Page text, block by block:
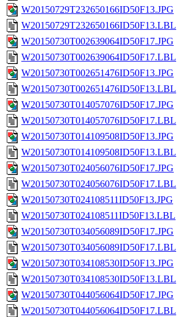
W20150729T232650166ID50F13.JPG
W20150729T232650166ID50F13.LBL
W20150730T002639064ID50F17.JPG
W20150730T002639064ID50F17.LBL
W20150730T002651476ID50F13.JPG
W20150730T002651476ID50F13.LBL
W20150730T014057076ID50F17.JPG
W20150730T014057076ID50F17.LBL
W20150730T014109508ID50F13.JPG
W20150730T014109508ID50F13.LBL
W20150730T024056076ID50F17.JPG
W20150730T024056076ID50F17.LBL
W20150730T024108511ID50F13.JPG
W20150730T024108511ID50F13.LBL
W20150730T034056089ID50F17.JPG
W20150730T034056089ID50F17.LBL
W20150730T034108530ID50F13.JPG
W20150730T034108530ID50F13.LBL
W20150730T044056064ID50F17.JPG
W20150730T044056064ID50F17.LBL